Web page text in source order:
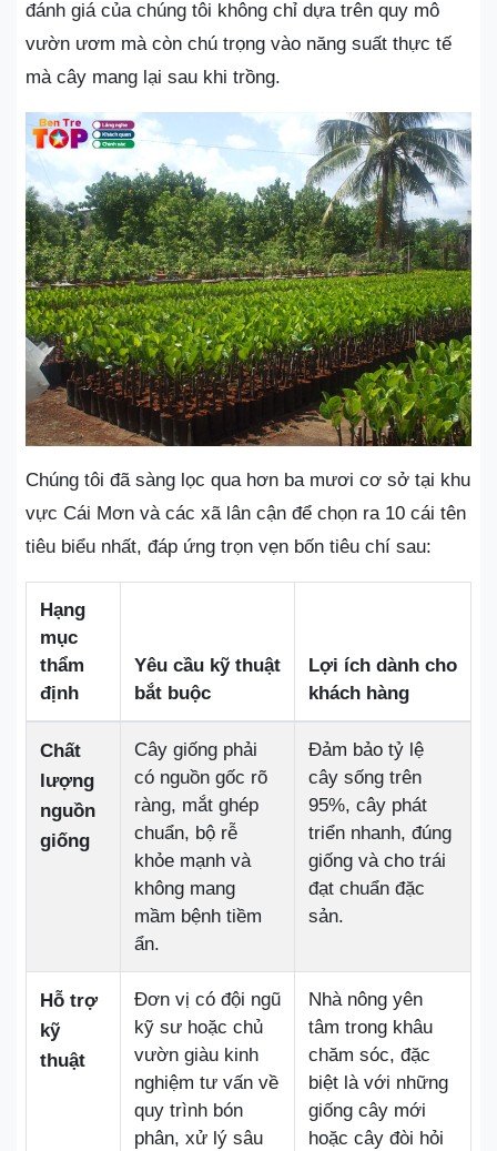
đánh giá của chúng tôi không chỉ dựa trên quy mô
vườn ươm mà còn chú trọng vào năng suất thực tế
mà cây mang lại sau khi trồng.
Chúng tôi đã sàng lọc qua hơn ba mươi cơ sở tại khu
vực Cái Mơn và các xã lân cận để chọn ra 10 cái tên
tiêu biểu nhất, đáp ứng trọn vẹn bốn tiêu chí sau:
Hạng
mục
thẩm
định
Yêu cầu kỹ thuật
bắt buộc
Lợi ích dành cho
khách hàng
Chất
lượng
nguồn
giống
Cây giống phải
có nguồn gốc rõ
ràng, mắt ghép
chuẩn, bộ rễ
khỏe mạnh và
không mang
mầm bệnh tiềm
ẩn.
Đảm bảo tỷ lệ
cây sống trên
95%, cây phát
triển nhanh, đúng
giống và cho trái
đạt chuẩn đặc
sản.
Hỗ trợ
kỹ
thuật
Đơn vị có đội ngũ
kỹ sư hoặc chủ
vườn giàu kinh
nghiệm tư vấn về
quy trình bón
phân, xử lý sâu
Nhà nông yên
tâm trong khâu
chăm sóc, đặc
biệt là với những
giống cây mới
hoặc cây đòi hỏi